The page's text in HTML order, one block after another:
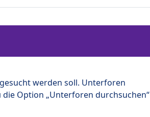
werden soll. Unterforen
Option „Unterforen durchsuchen“